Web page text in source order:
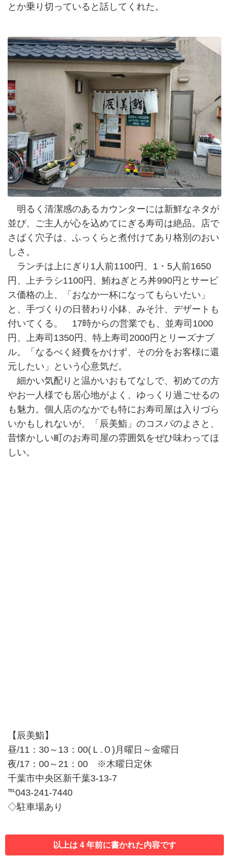
とか乗り切っていると話してくれた。
明るく清潔感のあるカウンターには新鮮なネタが
並び、ご主人が心を込めてにぎる寿司は絶品。店で
さばく穴子は、ふっくらと煮付けてあり格別のおい
しさ。
ランチは上にぎり1人前1100円、1・5人前1650
円、上チラシ1100円、鮪ねぎとろ丼990円とサービ
ス価格の上、「おなか一杯になってもらいたい」
と、手づくりの日替わり小鉢、みそ汁、デザートも
付いてくる。 17時からの営業でも、並寿司1000
円、上寿司1350円、特上寿司2000円とリーズナブ
ル。「なるべく経費をかけず、その分をお客様に還
元したい」という心意気だ。
細かい気配りと温かいおもてなしで、初めての方
やお一人様でも居心地がよく、ゆっくり過ごせるの
も魅力。個人店のなかでも特にお寿司屋は入りづら
いかもしれないが、「辰美鮨」のコスパのよさと、
昔懐かしい町のお寿司屋の雰囲気をぜひ味わってほ
しい。
【辰美鮨】
昼/11：30～13：00(Ｌ.Ｏ)月曜日～金曜日
夜/17：00～21：00 ※木曜日定休
千葉市中央区新千葉3-13-7
℡043-241-7440
◇駐車場あり
以上は 4 年前に書かれた内容です